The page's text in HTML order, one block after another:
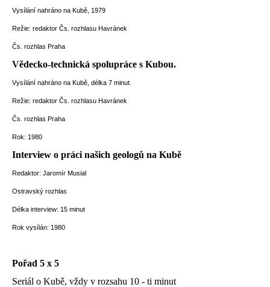
Vysílání nahráno na Kubě, 1979
Režie: redaktor Čs. rozhlasu Havránek
Čs. rozhlas Praha
Vědecko-technická spolupráce s Kubou.
Vysílání nahráno na Kubě, délka 7 minut.
Režie: redaktor Čs. rozhlasu Havránek
Čs. rozhlas Praha
Rok: 1980
Interview o práci našich geologů na Kubě
Redaktor: Jaromír Musial
Ostravský rozhlas
Délka interview: 15 minut
Rok vysílán: 1980
Pořad 5 x 5
Seriál o Kubě, vždy v rozsahu 10 - ti minut